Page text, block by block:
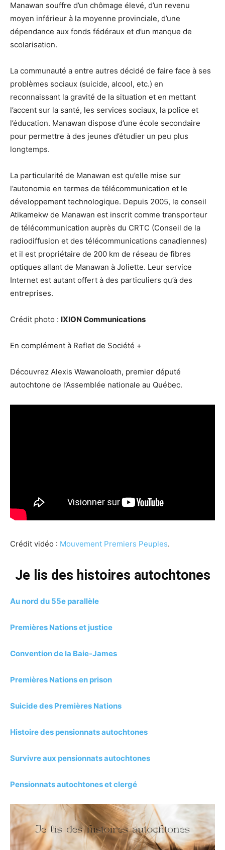
Manawan souffre d’un chômage élevé, d’un revenu
moyen inférieur à la moyenne provinciale, d’une
dépendance aux fonds fédéraux et d’un manque de
scolarisation.
La communauté a entre autres décidé de faire face à ses
problèmes sociaux (suicide, alcool, etc.) en
reconnaissant la gravité de la situation et en mettant
l’accent sur la santé, les services sociaux, la police et
l’éducation. Manawan dispose d’une école secondaire
pour permettre à des jeunes d’étudier un peu plus
longtemps.
La particularité de Manawan est qu’elle mise sur
l’autonomie en termes de télécommunication et le
développement technologique. Depuis 2005, le conseil
Atikamekw de Manawan est inscrit comme transporteur
de télécommunication auprès du CRTC (Conseil de la
radiodiffusion et des télécommunications canadiennes)
et il est propriétaire de 200 km de réseau de fibres
optiques allant de Manawan à Joliette. Leur service
Internet est autant offert à des particuliers qu’à des
entreprises.
Crédit photo : IXION Communications
En complément à Reflet de Société +
Découvrez Alexis Wawanoloath, premier député
autochtone de l’Assemblée nationale au Québec.
Crédit vidéo : Mouvement Premiers Peuples.
Je lis des histoires autochtones
Au nord du 55e parallèle
Premières Nations et justice
Convention de la Baie-James
Premières Nations en prison
Suicide des Premières Nations
Histoire des pensionnats autochtones
Survivre aux pensionnats autochtones
Pensionnats autochtones et clergé